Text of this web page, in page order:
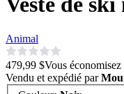
Animal
479,99 $Vous économisez
Vendu et expédié par